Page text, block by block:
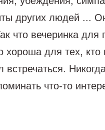
других людей ...
что вечеринка для
хороша для тех,
встречаться.
что-то